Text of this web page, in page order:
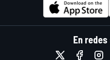
En